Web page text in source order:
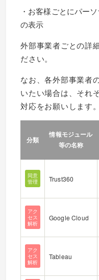
・お客様ごとにパー
の表示
外部事業者ごとの詳
ださい。
なお、各外部事業者
いたい場合は、それ
対応をお願いします。
分類
情報モジュール
等の名称
同意
管理
Trust360
アク
セス
解析
Google Cloud
アク
セス
解析
Tableau